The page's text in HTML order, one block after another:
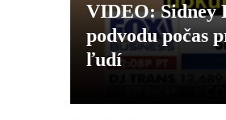
VIDEO: Sidney
podvodu počas
ľudí